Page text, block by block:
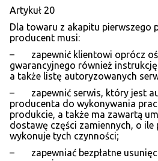
Artykuł 20
Dla towaru z akapitu pierwszego
producent musi:
– zapewnić klientowi oprócz
gwarancyjnego również
a także listę autoryzowanych
– zapewnić serwis, który jest
producenta do wykonywania
produkcie, a także ma zawartą
dostawę części zamiennych, o
wykonuje tych czynności;
– zapewniać bezpłatne